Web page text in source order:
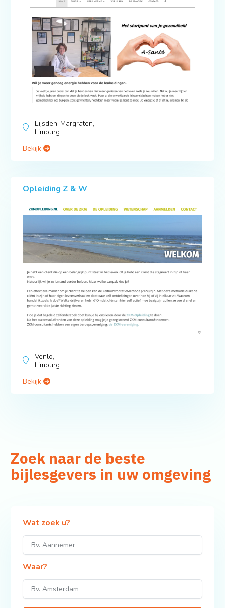
Eijsden-Margraten,
Limburg
Bekijk
Opleiding Z & W
Venlo,
Limburg
Bekijk
Zoek naar de beste
bijlesgevers in uw omgeving
Wat zoek u?
Waar?